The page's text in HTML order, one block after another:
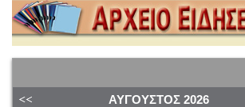
ΑΎΓΟΥΣΤΟΣ 2026